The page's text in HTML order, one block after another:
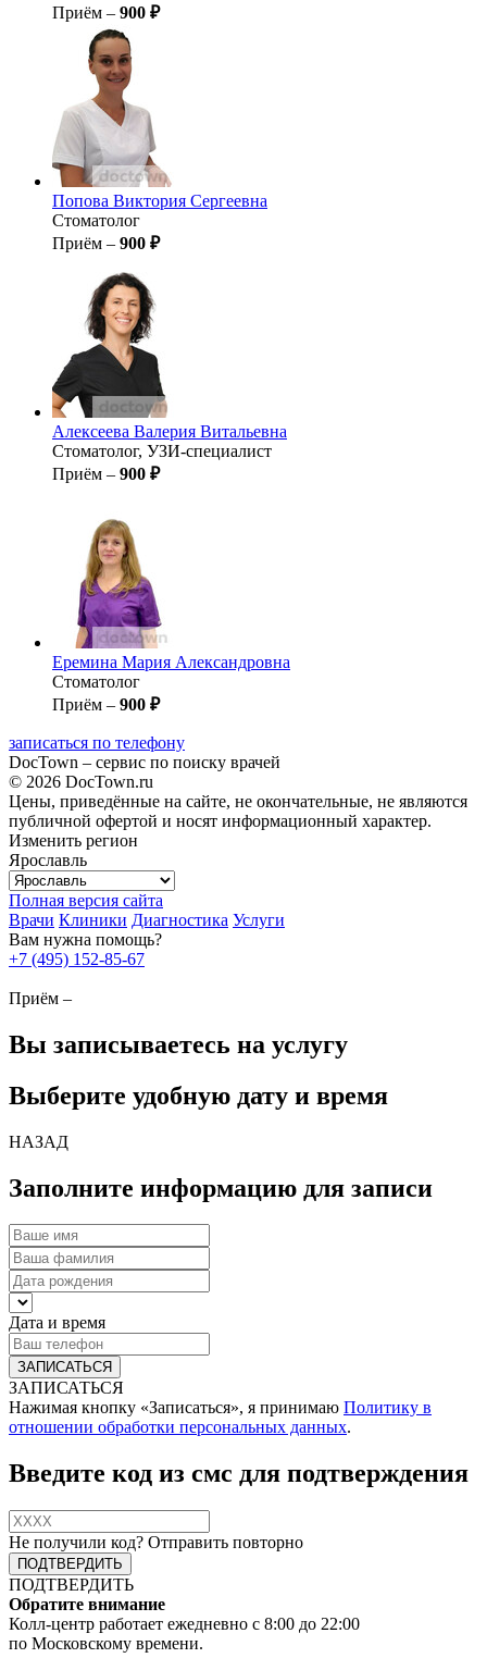
Приём – 900 ₽
Попова Виктория Сергеевна
Стоматолог
Приём – 900 ₽
Алексеева Валерия Витальевна
Стоматолог, УЗИ-специалист
Приём – 900 ₽
Еремина Мария Александровна
Стоматолог
Приём – 900 ₽
записаться по телефону
DocTown – сервис по поиску врачей
© 2026 DocTown.ru
Цены, приведённые на сайте, не окончательные, не являются
публичной офертой и носят информационный характер.
Изменить регион
Ярославль
Полная версия сайта
Врачи Клиники Диагностика Услуги
Вам нужна помощь?
+7 (495) 152-85-67
Приём –
Вы записываетесь на услугу
Выберите удобную дату и время
НАЗАД
Заполните информацию для записи
Дата и время
ЗАПИСАТЬСЯ
Нажимая кнопку «Записаться», я принимаю Политику в
отношении обработки персональных данных.
Введите код из смс для подтверждения
Не получили код? Отправить повторно
ПОДТВЕРДИТЬ
Обратите внимание
Колл-центр работает ежедневно с 8:00 до 22:00
по Московскому времени.